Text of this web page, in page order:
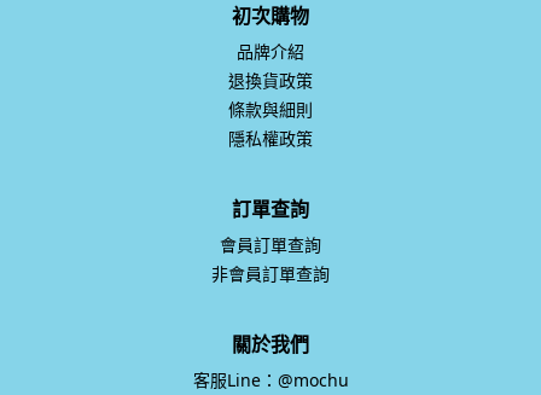
初次購物
品牌介紹
退換貨政策
條款與細則
隱私權政策
訂單查詢
會員訂單查詢
非會員訂單查詢
關於我們
客服Line：@mochu